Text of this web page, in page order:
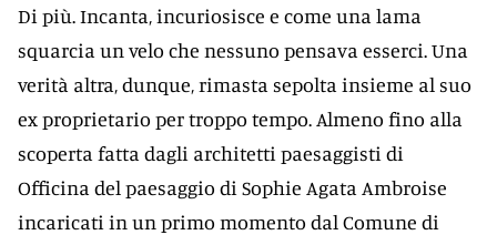
Di più. Incanta, incuriosisce e come una lama
squarcia un velo che nessuno pensava esserci. Una
verità altra, dunque, rimasta sepolta insieme al suo
ex proprietario per troppo tempo. Almeno fino alla
scoperta fatta dagli architetti paesaggisti di
Officina del paesaggio di Sophie Agata Ambroise
incaricati in un primo momento dal Comune di